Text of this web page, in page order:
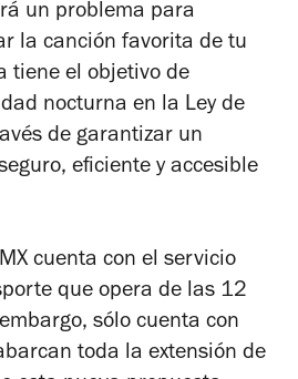
un problema para
la canción favorita de tu
tiene el objetivo de
nocturna en la Ley de
de garantizar un
eficiente y accesible
cuenta con el servicio
que opera de las 12
sólo cuenta con
toda la extensión de